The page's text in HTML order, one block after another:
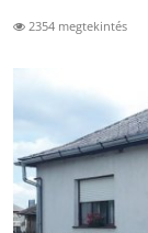
2354 megtekintés